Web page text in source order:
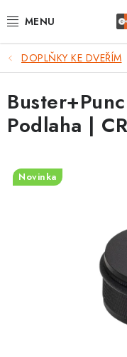
na
VÝPRODEJ - TOP AKCE
BLOG
UŽITEČNÉ RADY
VRÁCENÍ ZBOŽÍ
DOPLŇKY KE DVEŘÍM
Podlaha |
Novinka